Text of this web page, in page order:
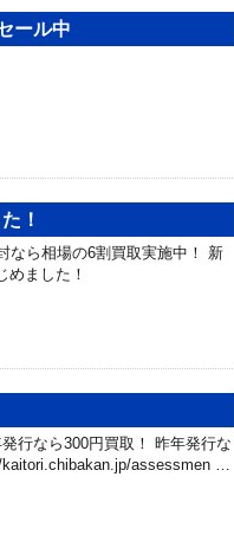
ール中
！
なら相場の6割買取実施中！ 新
めました！
行なら300円買取！ 昨年発行な
kaitori.chibakan.jp/assessmen …